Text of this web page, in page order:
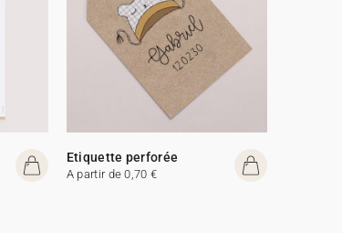
Etiquette perforée
A partir de 0,70 €